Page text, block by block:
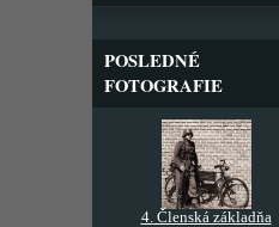
POSLEDNÉ
FOTOGRAFIE
4. Členská základňa